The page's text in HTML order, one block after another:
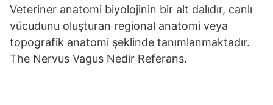
Veteriner anatomi biyolojinin bir alt dalıdır, canlı
vücudunu oluşturan regional anatomi veya
topografik anatomi şeklinde tanımlanmaktadır.
The Nervus Vagus Nedir Referans.